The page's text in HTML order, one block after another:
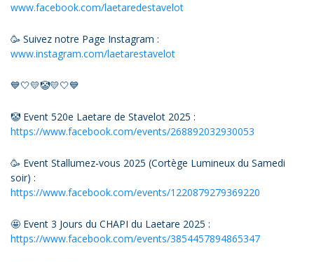
www.facebook.com/laetaredestavelot
🥳 Suivez notre Page Instagram :
www.instagram.com/laetarestavelot
💙🤍💛🤡💛🤍💙
🤡 Event 520e Laetare de Stavelot 2025 :
https://www.facebook.com/events/268892032930053
🥳 Event Stallumez-vous 2025 (Cortège Lumineux du Samedi
soir) :
https://www.facebook.com/events/1220879279369220
🤩 Event 3 Jours du CHAPI du Laetare 2025 :
https://www.facebook.com/events/3854457894865347